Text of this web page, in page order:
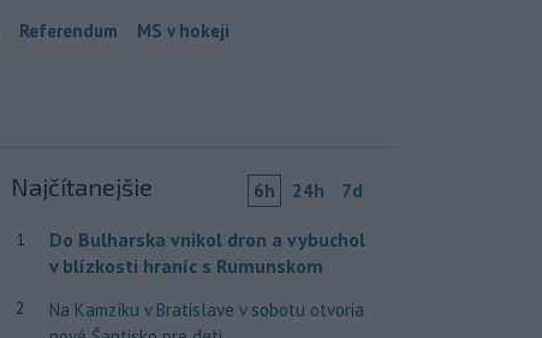
Referendum MS v hokeji
Najčítanejšie 6h 24h 7d
1
Do Bulharska vnikol dron a vybuchol
v blízkosti hraníc s Rumunskom
2
Na Kamzíku v Bratislave v sobotu otvoria